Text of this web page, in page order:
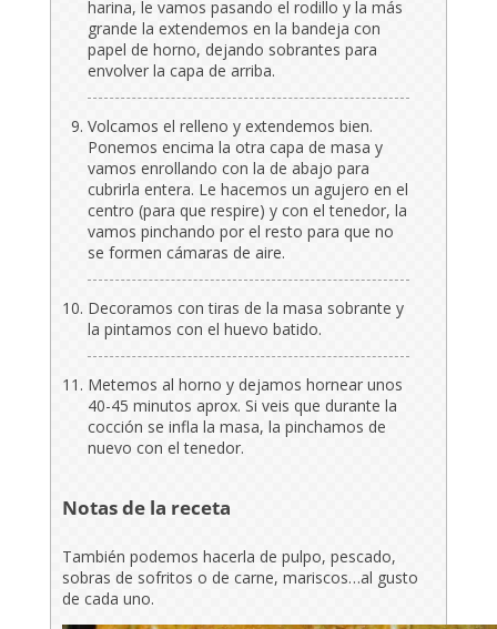
harina, le vamos pasando el rodillo y la más
grande la extendemos en la bandeja con
papel de horno, dejando sobrantes para
envolver la capa de arriba.
Volcamos el relleno y extendemos bien.
Ponemos encima la otra capa de masa y
vamos enrollando con la de abajo para
cubrirla entera. Le hacemos un agujero en el
centro (para que respire) y con el tenedor, la
vamos pinchando por el resto para que no
se formen cámaras de aire.
Decoramos con tiras de la masa sobrante y
la pintamos con el huevo batido.
Metemos al horno y dejamos hornear unos
40-45 minutos aprox. Si veis que durante la
cocción se infla la masa, la pinchamos de
nuevo con el tenedor.
Notas de la receta
También podemos hacerla de pulpo, pescado,
sobras de sofritos o de carne, mariscos…al gusto
de cada uno.